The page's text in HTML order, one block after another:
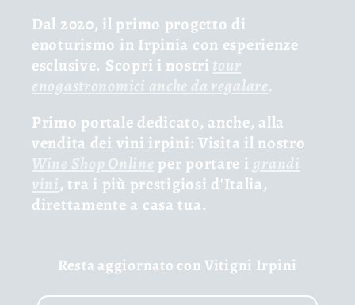
Dal 2020, il primo progetto di
enoturismo in Irpinia con esperienze
esclusive. Scopri i nostri tour
enogastronomici anche da regalare.
Primo portale dedicato, anche, alla
vendita dei vini irpini: Visita il nostro
Wine Shop Online per portare i grandi
vini, tra i più prestigiosi d'Italia,
direttamente a casa tua.
Resta aggiornato con Vitigni Irpini